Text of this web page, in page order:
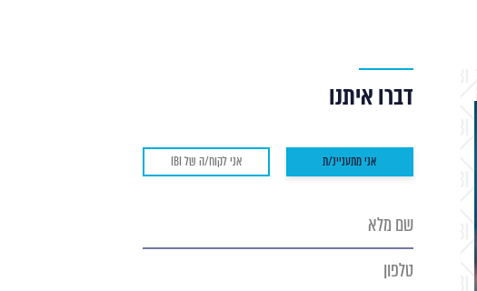
דברו איתנו
אני מתעניינ/ת אני לקוח/ה של IBI
מלא